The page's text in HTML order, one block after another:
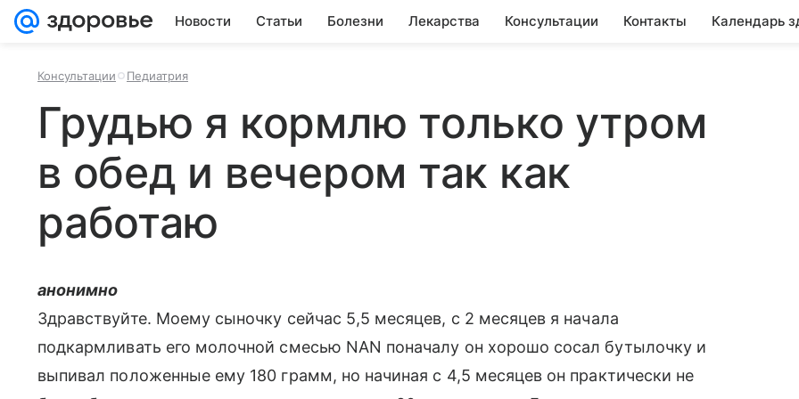
Новости Статьи Болезни Лекарства Консультации Контакты Календарь
Консультации Педиатрия
Грудью я кормлю только утром
в обед и вечером так как
работаю
анонимно
Здравствуйте. Моему сыночку сейчас 5,5 месяцев, с 2 месяцев я начала
подкармливать его молочной смесью NAN поначалу он хорошо сосал бутылочку и
выпивал положенные ему 180 грамм, но начиная с 4,5 месяцев он практически не